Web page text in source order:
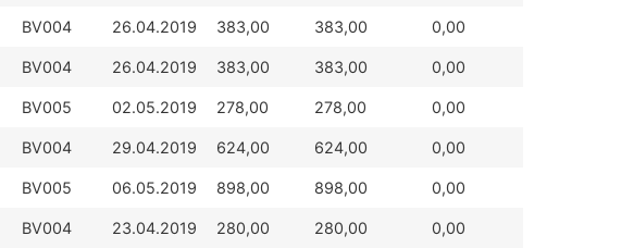
BV004 26.04.2019 383,00 383,00 0,00
BV004 26.04.2019 383,00 383,00 0,00
BV005 02.05.2019 278,00 278,00 0,00
BV004 29.04.2019 624,00 624,00 0,00
BV005 06.05.2019 898,00 898,00 0,00
BV004 23.04.2019 280,00 280,00 0,00